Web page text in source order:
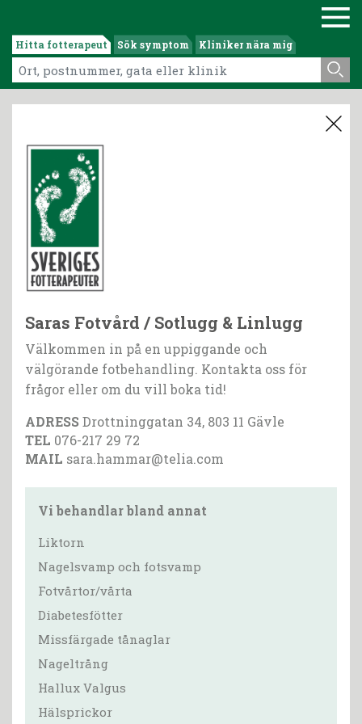
Hitta fotterapeut Sök symptom Kliniker nära mig
Saras Fotvård / Sotlugg & Linlugg
Välkommen in på en uppiggande och
välgörande fotbehandling. Kontakta oss för
frågor eller om du vill boka tid!
ADRESSDrottninggatan 34, 803 11 Gävle
TEL 076-217 29 72
MAIL sara.hammar@telia.com
Vi behandlar bland annat
Liktorn
Nagelsvamp och fotsvamp
Fotvårtor/vårta
Diabetesfötter
Missfärgade tånaglar
Nageltrång
Hallux Valgus
Hälsprickor